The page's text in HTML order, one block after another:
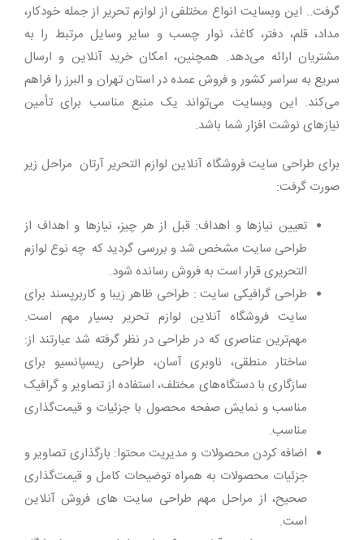
گرفت.. این وبسایت انواع مختلفی از لوازم تحریر از جمله خودکار،
مداد، قلم، دفتر، کاغذ، نوار چسب و سایر وسایل مرتبط را به
مشتریان ارائه می‌دهد. همچنین، امکان خرید آنلاین و ارسال
سریع به سراسر کشور و فروش عمده در استان تهران و البرز را فراهم
می‌کند. این وبسایت می‌تواند یک منبع مناسب برای تأمین
نیازهای نوشت افزار شما باشد.
برای طراحی سایت فروشگاه آنلاین لوازم التحریر آرتان مراحل زیر
صورت گرفت:
تعیین نیازها و اهداف: قبل از هر چیز، نیازها و اهداف از
طراحی سایت مشخص شد و بررسی گردید که چه نوع لوازم
التحریری قرار است به فروش رسانده شود.
طراحی گرافیکی سایت : طراحی ظاهر زیبا و کاربرپسند برای
سایت فروشگاه آنلاین لوازم تحریر بسیار مهم است.
مهم‌ترین عناصری که در طراحی در نظر گرفته شد عبارتند از:
ساختار منطقی، ناوبری آسان، طراحی ریسپانسیو برای
سازگاری با دستگاه‌های مختلف، استفاده از تصاویر و گرافیک
مناسب و نمایش صفحه محصول با جزئیات و قیمت‌گذاری
مناسب.
اضافه کردن محصولات و مدیریت محتوا: بارگذاری تصاویر و
جزئیات محصولات به همراه توضیحات کامل و قیمت‌گذاری
صحیح، از مراحل مهم طراحی سایت های فروش آنلاین
است.